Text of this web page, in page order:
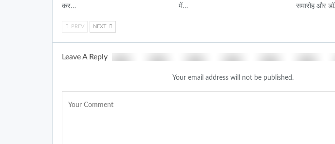
कर…
में…
समारोह और
PREV NEXT
Leave A Reply
Your email address will not be published.